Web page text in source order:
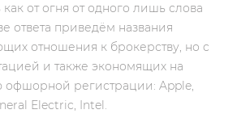
от огня от одного лишь слова
ответа приведём названия
отношения к брокерству, но c
и также экономящих на
офшорной регистрации: Apple,
Electric, Intel.